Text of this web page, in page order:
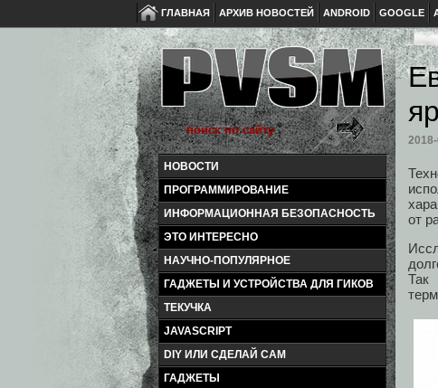
ГЛАВНАЯ АРХИВ НОВОСТЕЙ ANDROID GOOGLE
НОВОСТИ
ПРОГРАММИРОВАНИЕ
ИНФОРМАЦИОННАЯ БЕЗОПАСНОСТЬ
ЭТО ИНТЕРЕСНО
НАУЧНО-ПОПУЛЯРНОЕ
ГАДЖЕТЫ И УСТРОЙСТВА ДЛЯ ГИКОВ
ТЕКУЧКА
JAVASCRIPT
DIY ИЛИ СДЕЛАЙ САМ
ГАДЖЕТЫ
от